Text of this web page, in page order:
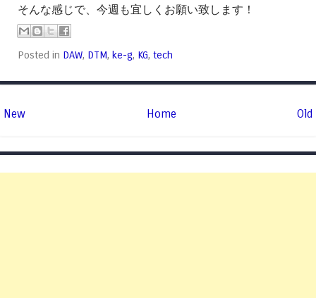
そんな感じで、今週も宜しくお願い致します！
Posted in DAW, DTM, ke-g, KG, tech
New Old
Home